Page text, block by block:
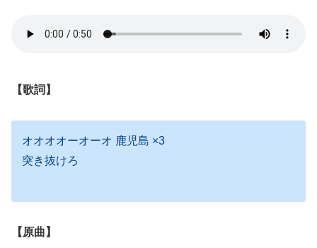
【歌詞】
オオオオーオーオ 鹿児島 ×3
突き抜けろ
【原曲】